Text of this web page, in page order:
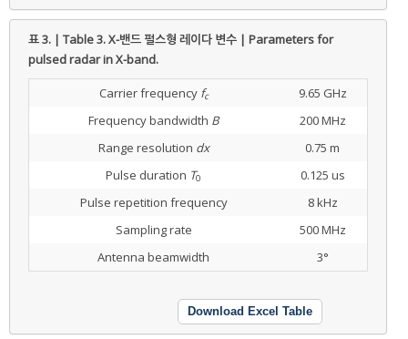
표 3. | Table 3.X-밴드 펄스형 레이다 변수 | Parameters for
pulsed radar in X-band.
Carrier frequency fc
9.65 GHz
Frequency bandwidth B
200 MHz
Range resolution dx
0.75 m
Pulse duration T0
0.125 us
Pulse repetition frequency
8 kHz
Sampling rate
500 MHz
Antenna beamwidth
3°
Download Excel Table